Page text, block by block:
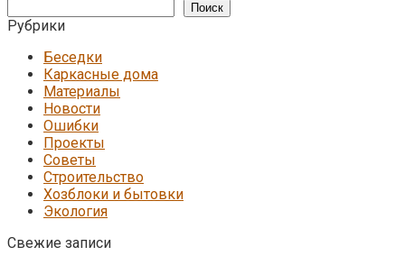
Поиск
Рубрики
Беседки
Каркасные дома
Материалы
Новости
Ошибки
Проекты
Советы
Строительство
Хозблоки и бытовки
Экология
Свежие записи